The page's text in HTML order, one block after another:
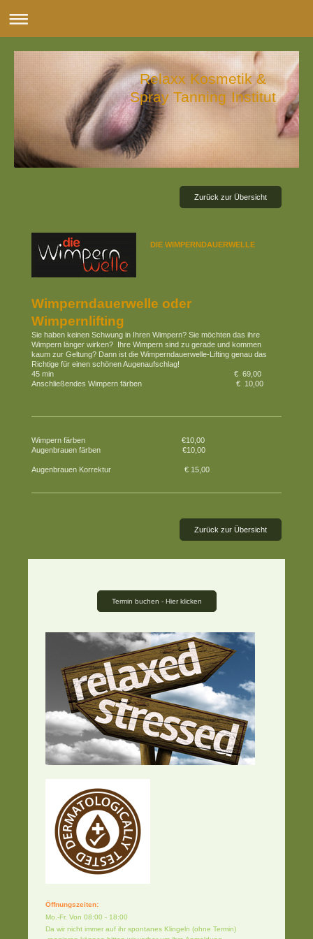
Relaxx Kosmetik &
Spray Tanning Institut
Zurück zur Übersicht
DIE WIMPERNDAUERWELLE
Wimperndauerwelle oder
Wimpernlifting
Sie haben keinen Schwung in Ihren Wimpern? Sie möchten das ihre
Wimpern länger wirken? Ihre Wimpern sind zu gerade und kommen
kaum zur Geltung? Dann ist die Wimperndauerwelle-Lifting genau das
Richtige für einen schönen Augenaufschlag!
45 min € 69,00
Anschließendes Wimpern färben € 10,00
Wimpern färben €10,00
Augenbrauen färben €10,00
Augenbrauen Korrektur € 15,00
Zurück zur Übersicht
Termin buchen - Hier klicken
Öffnungszeiten:
Mo.-Fr. Von 08:00 - 18:00
Da wir nicht immer auf ihr spontanes Klingeln (ohne Termin)